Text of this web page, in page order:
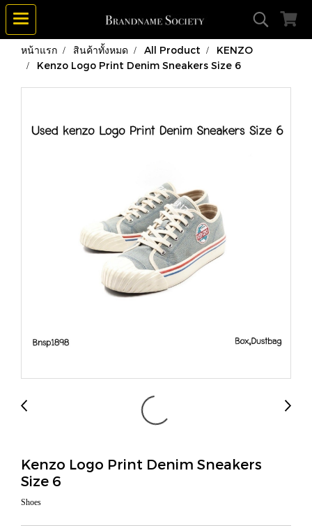
หน้าแรก สินค้าทั้งหมด All Product
KENZO
Kenzo Logo Print Denim Sneakers Size 6
Kenzo Logo Print Denim Sneakers
Size 6
Shoes